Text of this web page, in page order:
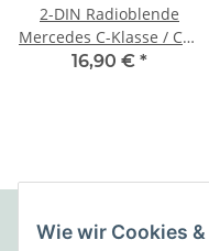
2-DIN Radioblende
Mercedes C-Klasse / CLK
/ Vito / Viano schwarz
16,90 € *
Wie wir Cookies